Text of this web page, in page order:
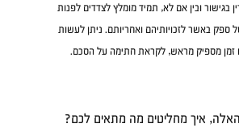
בגישור ובין אם לא, תמיד מומלץ לצדדים לפנות
ספק באשר לזכויותיהם ואחריותם. ניתן לעשות
זמן מספיק מראש, לקראת חתימה על הסכם.
איך מחליטים מה מתאים לכם?